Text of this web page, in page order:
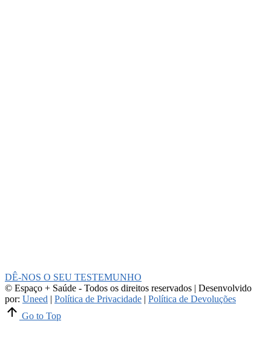
DÊ-NOS O SEU TESTEMUNHO
© Espaço + Saúde - Todos os direitos reservados | Desenvolvido
por: Uneed | Política de Privacidade | Política de Devoluções
Go to Top